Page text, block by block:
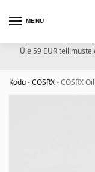
MENU
Üle 59 EUR
Kodu-COSRX-COSRX